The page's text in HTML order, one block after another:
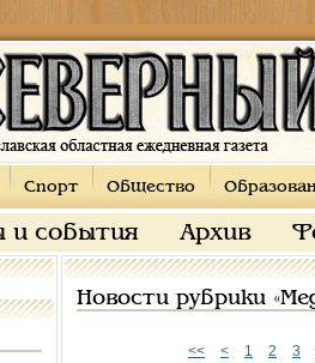
Спорт Общество
и события Архив
Новости рубрики
<< < 1 2 3